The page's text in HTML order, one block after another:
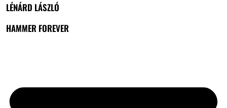
LÉNÁRD LÁSZLÓ
HAMMER FOREVER